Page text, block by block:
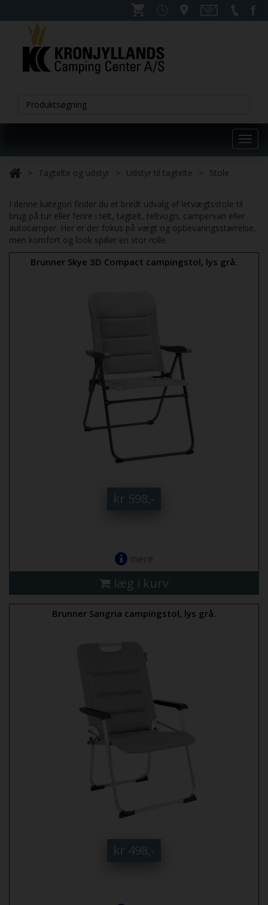
Tagtelte og udstyr
Udstyr til tagtelte Stole
I denne kategori finder du et bredt udvalg af letvægtsstole til
brug på tur eller ferire i telt, tagtelt, teltvogn, campervan eller
autocamper. Her er der fokus på vægt og opbevaringsstørrelse,
men komfort og look spiller en stor rolle.
Brunner Skye 3D Compact campingstol, lys grå.
kr 598,-
mere
læg i kurv
Brunner Sangria campingstol, lys grå.
kr 498,-